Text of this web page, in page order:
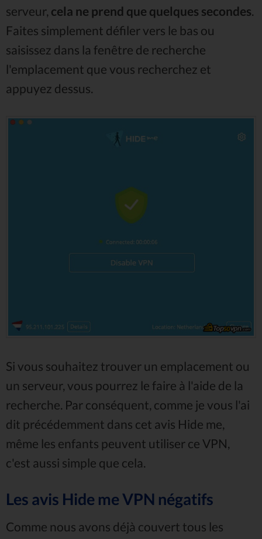
serveur, cela ne prend que quelques secondes.
Faites simplement défiler vers le bas ou
saisissez dans la fenêtre de recherche
l'emplacement que vous recherchez et
appuyez dessus.
Si vous souhaitez trouver un emplacement ou
un serveur, vous pourrez le faire à l'aide de la
recherche. Par conséquent, comme je vous l'ai
dit précédemment dans cet avis Hide me,
même les enfants peuvent utiliser ce VPN,
c'est aussi simple que cela.
Les avis Hide me VPN négatifs
Comme nous avons déjà couvert tous les